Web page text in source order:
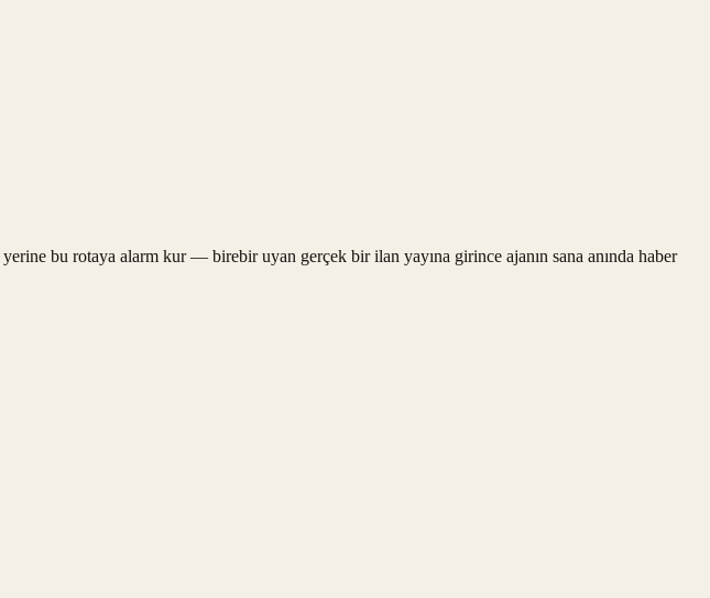
bu rotaya alarm kur — birebir uyan gerçek bir ilan yayına girince ajanın sana anında haber